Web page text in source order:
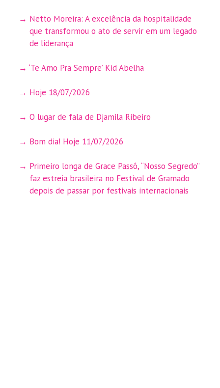
Netto Moreira: A excelência da hospitalidade
que transformou o ato de servir em um legado
de liderança
‘Te Amo Pra Sempre’ Kid Abelha
Hoje 18/07/2026
O lugar de fala de Djamila Ribeiro
Bom dia! Hoje 11/07/2026
Primeiro longa de Grace Passô, “Nosso Segredo”
faz estreia brasileira no Festival de Gramado
depois de passar por festivais internacionais